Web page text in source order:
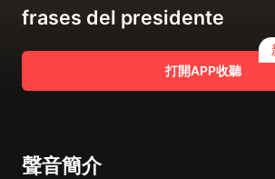
frases del presidente
打開APP收聽
聲音簡介